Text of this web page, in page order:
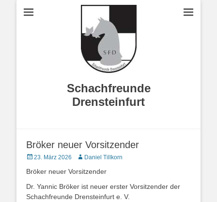
Schachfreunde
Drensteinfurt
Bröker neuer Vorsitzender
Veröffentlicht
23. März 2026 AutorDaniel Tillkorn
Bröker neuer Vorsitzender
Dr. Yannic Bröker ist neuer erster Vorsitzender der
Schachfreunde Drensteinfurt e. V.